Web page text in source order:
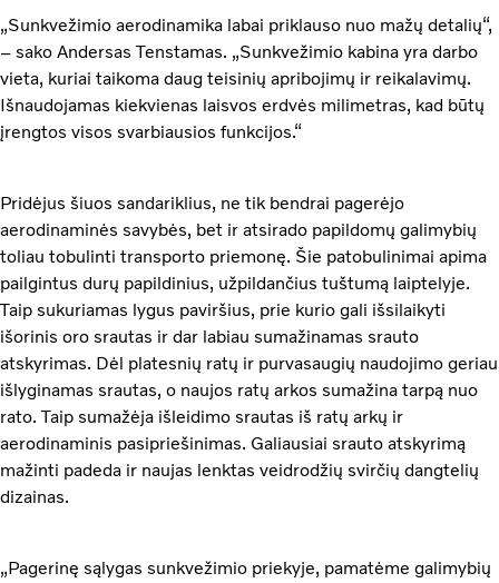
„Sunkvežimio aerodinamika labai priklauso nuo mažų detalių“,
– sako Andersas Tenstamas. „Sunkvežimio kabina yra darbo
vieta, kuriai taikoma daug teisinių apribojimų ir reikalavimų.
Išnaudojamas kiekvienas laisvos erdvės milimetras, kad būtų
įrengtos visos svarbiausios funkcijos.“
Pridėjus šiuos sandariklius, ne tik bendrai pagerėjo
aerodinaminės savybės, bet ir atsirado papildomų galimybių
toliau tobulinti transporto priemonę. Šie patobulinimai apima
pailgintus durų papildinius, užpildančius tuštumą laiptelyje.
Taip sukuriamas lygus paviršius, prie kurio gali išsilaikyti
išorinis oro srautas ir dar labiau sumažinamas srauto
atskyrimas. Dėl platesnių ratų ir purvasaugių naudojimo geriau
išlyginamas srautas, o naujos ratų arkos sumažina tarpą nuo
rato. Taip sumažėja išleidimo srautas iš ratų arkų ir
aerodinaminis pasipriešinimas. Galiausiai srauto atskyrimą
mažinti padeda ir naujas lenktas veidrodžių svirčių dangtelių
dizainas.
„Pagerinę sąlygas sunkvežimio priekyje, pamatėme galimybių